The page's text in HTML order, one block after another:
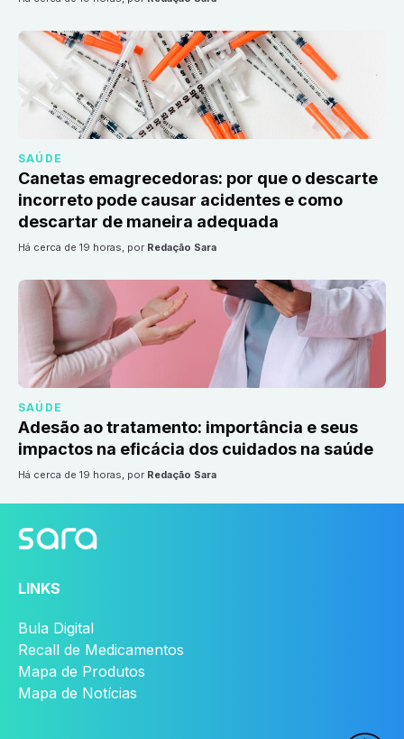
SAÚDE
Canetas emagrecedoras: por que o descarte
incorreto pode causar acidentes e como
descartar de maneira adequada
há cerca de 19 horas, por Redação Sara
SAÚDE
Adesão ao tratamento: importância e seus
impactos na eficácia dos cuidados na saúde
há cerca de 19 horas, por Redação Sara
LINKS
Bula Digital
Recall de Medicamentos
Mapa de Produtos
Mapa de Notícias